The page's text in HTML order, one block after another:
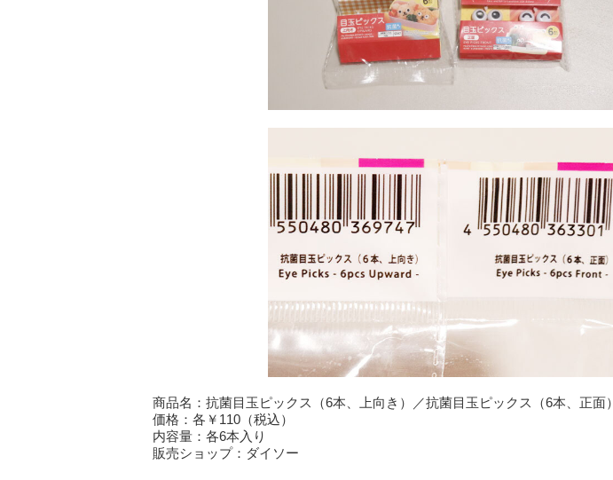
商品名：抗菌目玉ピックス（6本、上向き）／抗菌目玉ピックス（6本、正面）
価格：各￥110（税込）
内容量：各6本入り
販売ショップ：ダイソー